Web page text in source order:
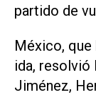
partido de
México, que
ida, resolvió
Jiménez,